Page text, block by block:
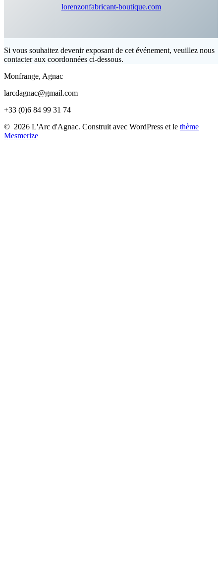
lorenzonfabricant-boutique.com
Si vous souhaitez devenir exposant de cet événement, veuillez nous
contacter aux coordonnées ci-dessous.
Monfrange, Agnac
larcdagnac@gmail.com
+33 (0)6 84 99 31 74
© 2026 L'Arc d'Agnac. Construit avec WordPress et le thème
Mesmerize